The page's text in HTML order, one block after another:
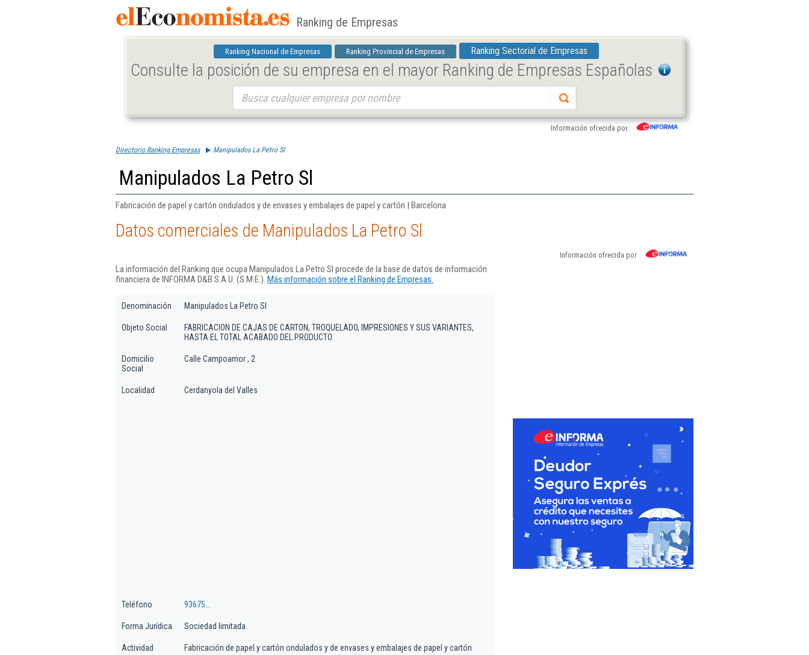
Ranking de Empresas
Ranking Nacional de Empresas Ranking Provincial de Empresas Ranking Sectorial de Empresas
Consulte la posición de su empresa en el mayor Ranking de Empresas Españolas
Información ofrecida por
Directorio Ranking Empresas Manipulados La Petro Sl
Manipulados La Petro Sl
Fabricación de papel y cartón ondulados y de envases y embalajes de papel y cartón | Barcelona
Datos comerciales de Manipulados La Petro Sl
Información ofrecida por
La información del Ranking que ocupa Manipulados La Petro Sl procede de la base de datos de información
financiera de INFORMA D&B S.A.U. (S.M.E.). Más información sobre el Ranking de Empresas.
Denominación Manipulados La Petro Sl
Objeto Social
FABRICACION DE CAJAS DE CARTON, TROQUELADO, IMPRESIONES Y SUS VARIANTES,
HASTA EL TOTAL ACABADO DEL PRODUCTO.
Domicilio
Social
Calle Campoamor , 2
Localidad Cerdanyola del Valles
Teléfono 93675...
Forma Jurídica Sociedad limitada
Actividad Fabricación de papel y cartón ondulados y de envases y embalajes de papel y cartón